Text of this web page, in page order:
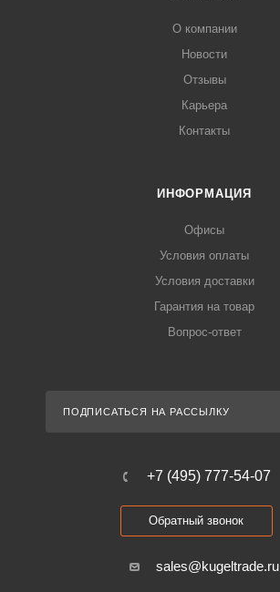
О компании
Новости
Отзывы
Карьера
Контакты
ИНФОРМАЦИЯ
Офисы
Условия оплаты
Условия доставки
Гарантия на товар
Вопрос-ответ
ПОДПИСАТЬСЯ НА РАССЫЛКУ
+7 (495) 777-54-07
Обратный звонок
sales@kugeltrade.ru